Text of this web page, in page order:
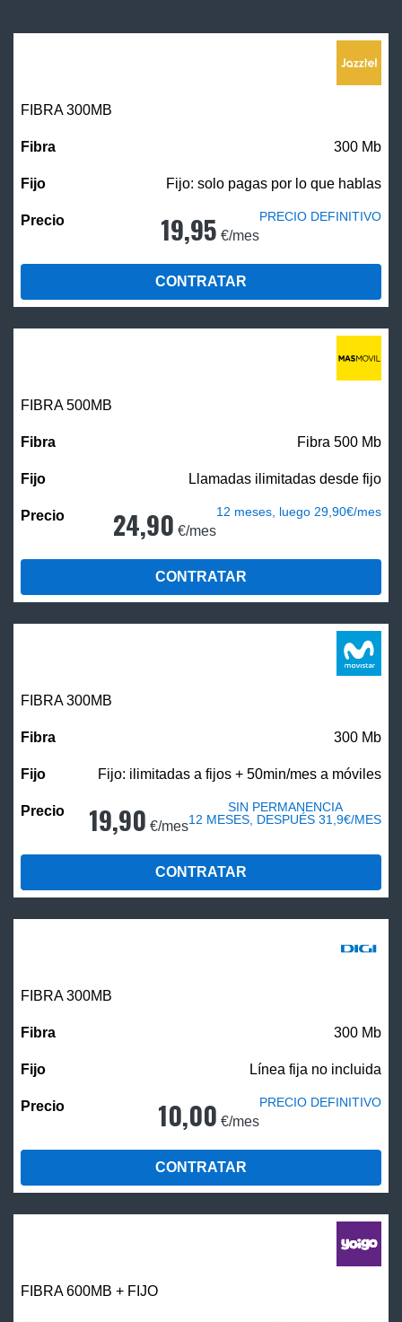
FIBRA 300MB
300 Mb
Fijo: solo pagas por lo que hablas
19,95 €/mes
PRECIO DEFINITIVO
CONTRATAR
FIBRA500MB
Fibra 500 Mb
Llamadas ilimitadas desde fijo
24,90 €/mes
12 meses, luego 29,90€/mes
CONTRATAR
FIBRA 300MB
300 Mb
Fijo: ilimitadas a fijos + 50min/mes a móviles
19,90 €/mes
SIN PERMANENCIA
12 MESES, DESPUÉS 31,9€/MES
CONTRATAR
FIBRA 300MB
300 Mb
Línea fija no incluida
10,00 €/mes
PRECIO DEFINITIVO
CONTRATAR
FIBRA 600MB + FIJO